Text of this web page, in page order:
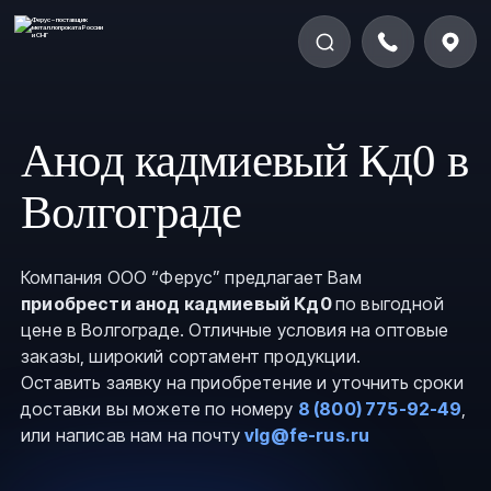
Анод кадмиевый Кд0 в
Волгограде
Компания ООО “Ферус” предлагает Вам
приобрести анод кадмиевый Кд0по выгодной
цене в Волгограде. Отличные условия на оптовые
заказы, широкий сортамент продукции.
Оставить заявку на приобретение и уточнить сроки
доставки вы можете по номеру 8 (800) 775-92-49,
или написав нам на почтуvlg@fe-rus.ru